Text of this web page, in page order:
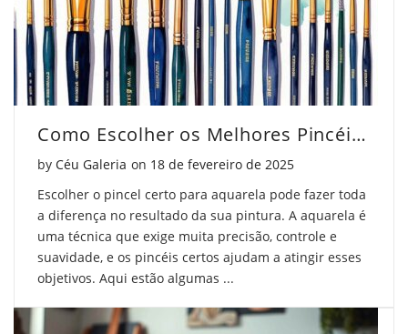
Como Escolher os Melhores Pincéis para Aquarela
by Céu Galeria on Posted on
18 de fevereiro de 2025
Escolher o pincel certo para aquarela pode fazer toda
a diferença no resultado da sua pintura. A aquarela é
uma técnica que exige muita precisão, controle e
suavidade, e os pincéis certos ajudam a atingir esses
objetivos. Aqui estão algumas ...